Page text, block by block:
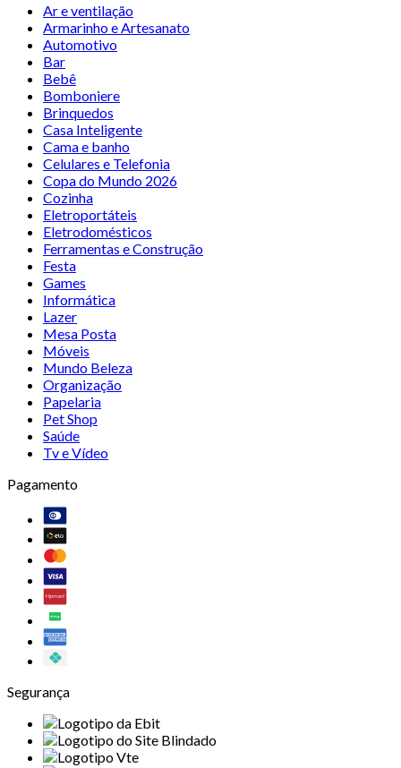
Ar e ventilação
Armarinho e Artesanato
Automotivo
Bar
Bebê
Bomboniere
Brinquedos
Casa Inteligente
Cama e banho
Celulares e Telefonia
Copa do Mundo 2026
Cozinha
Eletroportáteis
Eletrodomésticos
Ferramentas e Construção
Festa
Games
Informática
Lazer
Mesa Posta
Móveis
Mundo Beleza
Organização
Papelaria
Pet Shop
Saúde
Tv e Vídeo
Pagamento
Segurança